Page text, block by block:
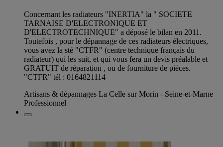
Concernant les radiateurs "INERTIA" la " SOCIETE
TARNAISE D'ELECTRONIQUE ET
D'ELECTROTECHNIQUE" a déposé le bilan en 2011.
Toutefois , pour le dépannage de ces radiateurs électriques,
vous avez la sté "CTFR" (centre technique français du
radiateur) qui les suit, et qui vous fera un devis préalable et
GRATUIT de réparation , ou de fourniture de pièces.
"CTFR" tél : 0164821114
Artisans & dépannages La Celle sur Morin - Seine-et-Marne
Professionnel